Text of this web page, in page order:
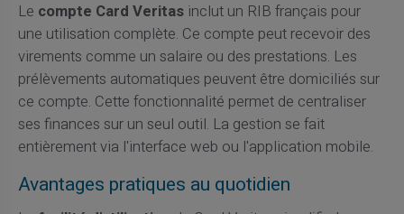
Le compte Card Veritasinclut un RIB français pour
une utilisation complète. Ce compte peut recevoir des
virements comme un salaire ou des prestations. Les
prélèvements automatiques peuvent être domiciliés sur
ce compte. Cette fonctionnalité permet de centraliser
ses finances sur un seul outil. La gestion se fait
entièrement via l'interface web ou l'application mobile.
Avantages pratiques au quotidien